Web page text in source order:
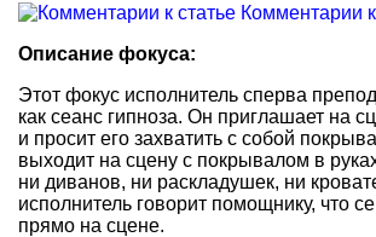
Комментарии
Описание фокуса:
Этот фокус исполнитель сперва
как сеанс гипноза. Он приглашает на
и просит его захватить с собой
выходит на сцену с покрывалом в
ни диванов, ни раскладушек, ни
исполнитель говорит помощнику, что
прямо на сцене.